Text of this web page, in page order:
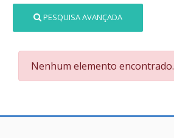
PESQUISA AVANÇADA
Nenhum elemento encontrado.